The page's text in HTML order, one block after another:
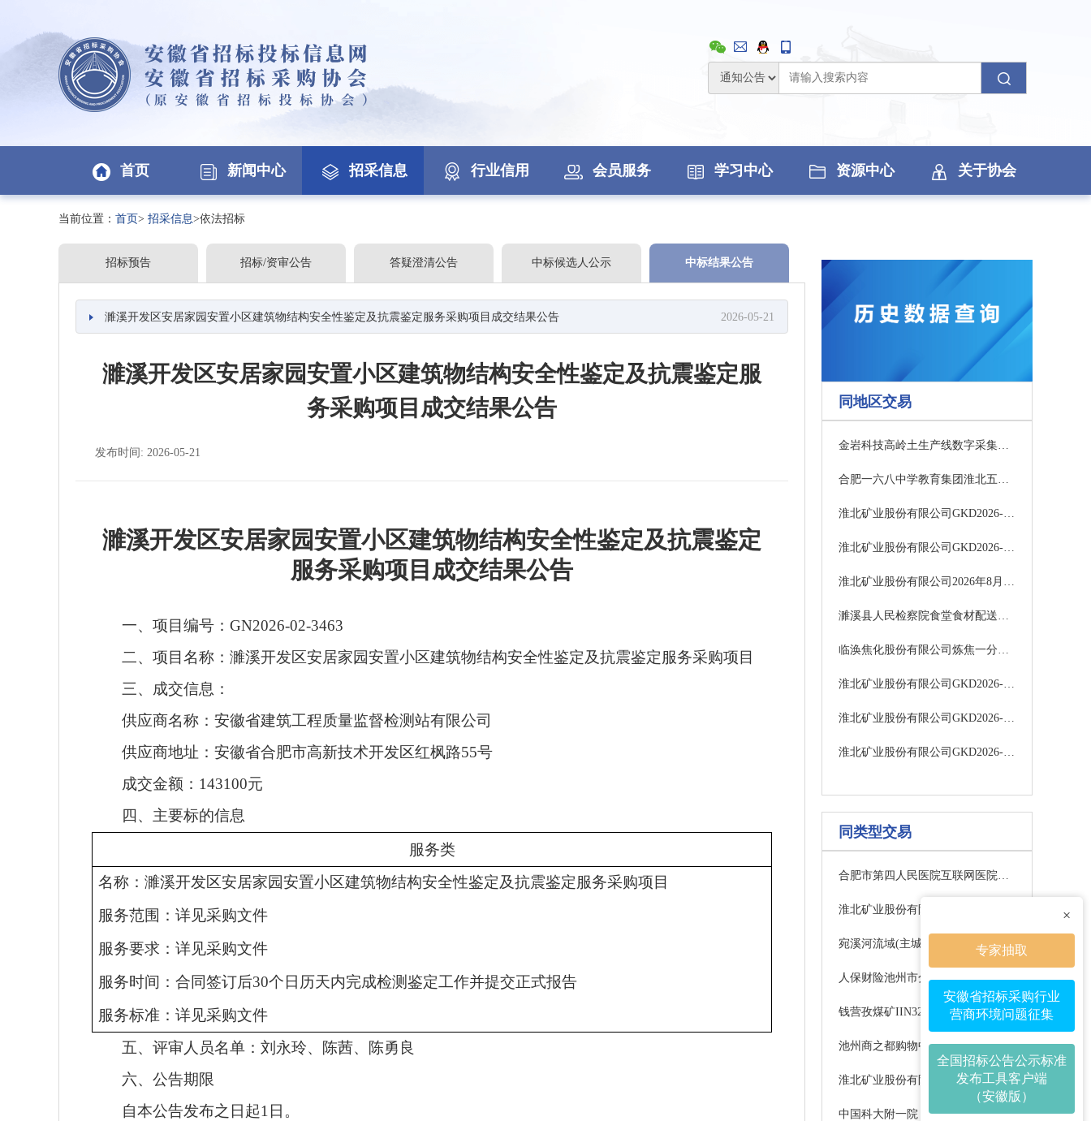
×
专家抽取
安徽省招标采购行业
营商环境问题征集
全国招标公告公示标准
发布工具客户端
（安徽版）
首页 新闻中心 招采信息 行业信用 会员服务 学习中心 资源中心 关于协会
当前位置： 首页> 招采信息>依法招标
招标预告 招标/资审公告 答疑澄清公告 中标候选人公示 中标结果公告
濉溪开发区安居家园安置小区建筑物结构安全性鉴定及抗震鉴定服务采购项目成交结果公告 2026-05-21
濉溪开发区安居家园安置小区建筑物结构安全性鉴定及抗震鉴定服
务采购项目成交结果公告
发布时间: 2026-05-21
濉溪开发区安居家园安置小区建筑物结构安全性鉴定及抗震鉴定
服务采购项目成交结果公告
一、项目编号：GN2026-02-3463
二、项目名称：濉溪开发区安居家园安置小区建筑物结构安全性鉴定及抗震鉴定服务采购项目
三、成交信息：
供应商名称：安徽省建筑工程质量监督检测站有限公司
供应商地址：安徽省合肥市高新技术开发区红枫路55号
成交金额： 143100元
四、主要标的信息
服务类
名称：濉溪开发区安居家园安置小区建筑物结构安全性鉴定及抗震鉴定服务采购项目
服务范围：详见采购文件
服务要求：详见采购文件
服务时间：合同签订后30个日历天内完成检测鉴定工作并提交正式报告
服务标准：详见采购文件
五、评审人员名单：刘永玲、陈茜、陈勇良
六、公告期限
自本公告发布之日起1日。
同地区交易
金岩科技高岭土生产线数字采集计量分析系统项目中标候选人公示
合肥一六八中学教育集团淮北五中分校自助服务委托经营管理项目成交结果公告
淮北矿业股份有限公司GKD2026-08-050019(标段名称：淮北矿业股份有限公司8月采煤机屏蔽橡套软电缆框架询比采购)询比采购公告
淮北矿业股份有限公司GKD2026-08-050022(标段名称：淮北矿业股份有限公司8月煤矿用聚氯乙烯绝缘聚氯乙烯护套钢带铠装控制电缆框架询比采购)询比采购公告
淮北矿业股份有限公司2026年8月工业齿轮油、抗磨液压油询比采购询比公告
濉溪县人民检察院食堂食材配送服务入围结果公告
临涣焦化股份有限公司炼焦一分公司2#3#煤气管道修复项目中标结果公告
淮北矿业股份有限公司GKD2026-08-040029(标段名称：淮北矿业股份有限公司8月煤矿井下用隔爆型三相异步电动机等一批框架询比采购)询比采购公告
淮北矿业股份有限公司GKD2026-08-040035(标段名称：淮北矿业股份有限公司电缆桥架连接片等一批框架询比采购)询比采购公告
淮北矿业股份有限公司GKD2026-08-050023(标段名称：淮北矿业股份有限公司8月综合护套电缆框架询比采购)询比采购公告
同类型交易
合肥市第四人民医院互联网医院系统升级改造项目成交结果公告
宛溪河流域(主城区段)入河排污口整治工程答疑公告
人保财险池州市分公司及各支公司2026年度保安及保洁服务采购项目终止公告
钱营孜煤矿IIN3211工作面变电站供电电缆采购项目（二次）招标公告
池州商之都购物中心有限公司货梯更新项目流标公告
淮北矿业股份有限公司2026年度全站仪及配件框架公开招标流标公告
中国科大附一院（安徽省立医院）微波炉自助服务项目中标结果公告